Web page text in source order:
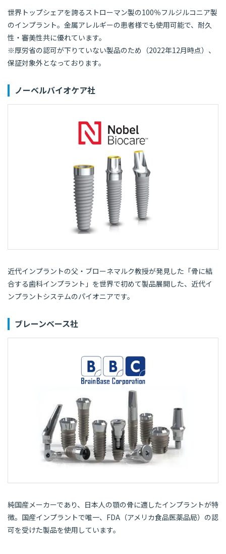
世界トップシェアを誇るストローマン製の100％フルジルコニア製
のインプラント。金属アレルギーの患者様でも使用可能で、耐久
性・審美性共に優れています。
※厚労省の認可が下りていない製品のため（2022年12月時点）、
保証対象外となっております。
ノーベルバイオケア社
近代インプラントの父・ブローネマルク教授が発見した「骨に結
合する歯科インプラント」を世界で初めて製品展開した、近代イ
ンプラントシステムのパイオニアです。
ブレーンベース社
純国産メーカーであり、日本人の顎の骨に適したインプラントが特
徴。国産インプラントで唯一、FDA（アメリカ食品医薬品局）の認
可を受けた製品を使用しています。